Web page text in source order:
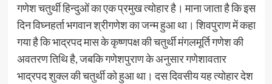
गणेश चतुर्थी हिन्दुओं का एक प्रमुख त्योहार है। माना जाता है कि इस
दिन विघ्नहर्ता भगवान श्रीगणेश का जन्म हुआ था। शिवपुराण में कहा
गया है कि भाद्रपद मास के कृष्णपक्ष की चतुर्थी मंगलमूर्ति गणेश की
अवतरण तिथि है, जबकि गणेशपुराण के अनुसार गणेशावतार
भाद्रपद शुक्ल की चतुर्थी को हुआ था। दस दिवसीय यह त्योहार देश